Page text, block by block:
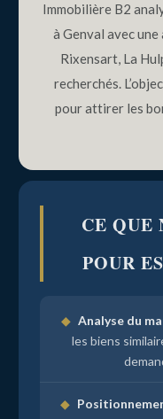
Immobilière B2
à Genval avec
Rixensart, La
recherchés.
pour attirer les
CE QUE
POUR
◆ Analyse du
les biens
◆